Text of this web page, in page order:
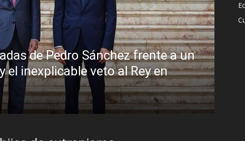
Sin disimulo: la peligrosa promiscuidad
Brasil y la sombra del Foro de São Paulo
R.C. Gómez 5 agosto, 2026